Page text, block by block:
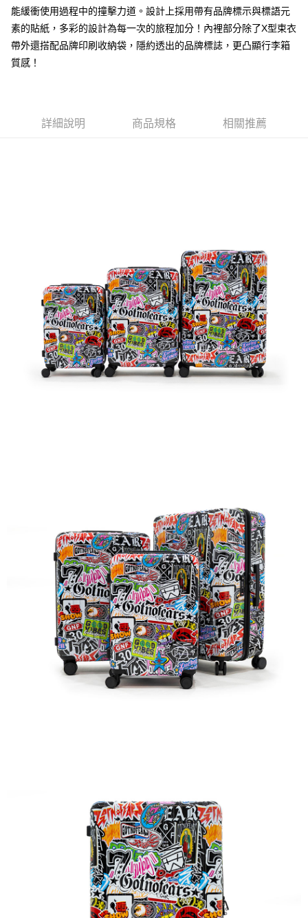
購買商品的店家。未經商家同意取消之訂單仍視為有效，需透過AFTEE先享
後付繳納相關費用。
※ 交易是否成功請以「AFTEE先享後付 」之結帳頁面顯示為準，若有關於
是否繳費成功／繳費後需取消欲退款等相關疑問，請聯繫「AFTEE先享後付
客戶支援中心」
權轉讓予恩沛科技股份有限公司。
２．關於個人資料處理事宜，請瀏覽以下網址：
免運費
國家/地區配送 查看運費
能緩衝使用過程中的撞擊力道。設計上採用帶有品牌標示與標語元
素的貼紙，多彩的設計為每一次的旅程加分！內裡部分除了X型束衣
帶外還搭配品牌印刷收納袋，隱約透出的品牌標誌，更凸顯行李箱
質感！
詳細說明 商品規格 相關推薦